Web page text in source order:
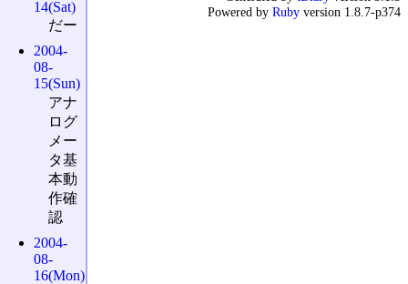
14(Sat)
だー
2004-
08-
15(Sun)
アナ
ログ
メー
タ基
本動
作確
認
2004-
08-
16(Mon)
Powered by Ruby version 1.8.7-p374